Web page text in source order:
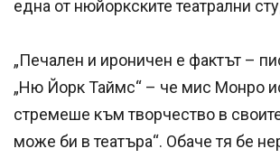
една от нюйоркските театрални
„Печален и ироничен е фактът –
„Ню Йорк Таймс“ – че мис Монро
стремеше към творчество в
може би в театъра“. Обаче тя бе